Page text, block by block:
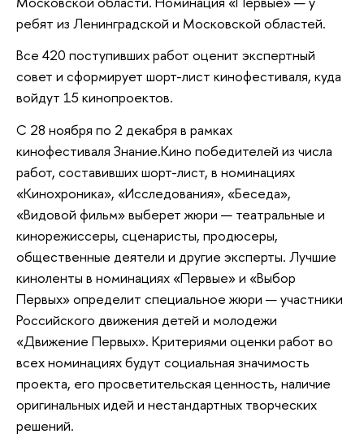
ребят из Ленинградской и Московской областей.
Все 420 поступивших работ оценит экспертный
совет и сформирует шорт-лист кинофестиваля, куда
войдут 15 кинопроектов.
С 28 ноября по 2 декабря в рамках
кинофестиваля Знание.Кино победителей из числа
работ, составивших шорт-лист, в номинациях
«Кинохроника», «Исследования», «Беседа»,
«Видовой фильм» выберет жюри — театральные и
кинорежиссеры, сценаристы, продюсеры,
общественные деятели и другие эксперты. Лучшие
киноленты в номинациях «Первые» и «Выбор
Первых» определит специальное жюри — участники
Российского движения детей и молодежи
«Движение Первых». Критериями оценки работ во
всех номинациях будут социальная значимость
проекта, его просветительская ценность, наличие
оригинальных идей и нестандартных творческих
решений.